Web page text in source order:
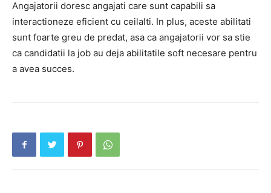
Angajatorii doresc angajati care sunt capabili sa
interactioneze eficient cu ceilalti. In plus, aceste abilitati
sunt foarte greu de predat, asa ca angajatorii vor sa stie
ca candidatii la job au deja abilitatile soft necesare pentru
a avea succes.